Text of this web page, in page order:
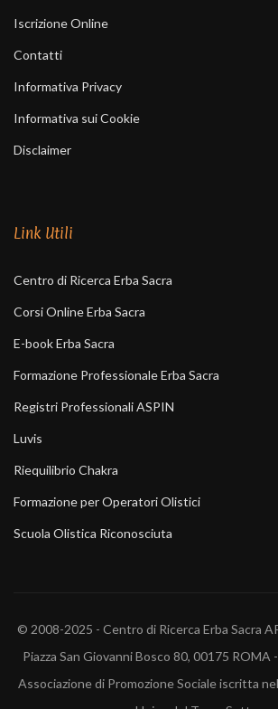
Iscrizione Online
Contatti
Informativa Privacy
Informativa sui Cookie
Disclaimer
Link Utili
Centro di Ricerca Erba Sacra
Corsi Online Erba Sacra
E-book Erba Sacra
Formazione Professionale Erba Sacra
Registri Professionali ASPIN
Luvis
Riequilibrio Chakra
Formazione per Operatori Olistici
Scuola Olistica Riconosciuta
© 2008-2025 - Centro di Ricerca Erba Sacra
Piazza San Giovanni Bosco 80, 00175 ROMA
Associazione di Promozione Sociale iscritta